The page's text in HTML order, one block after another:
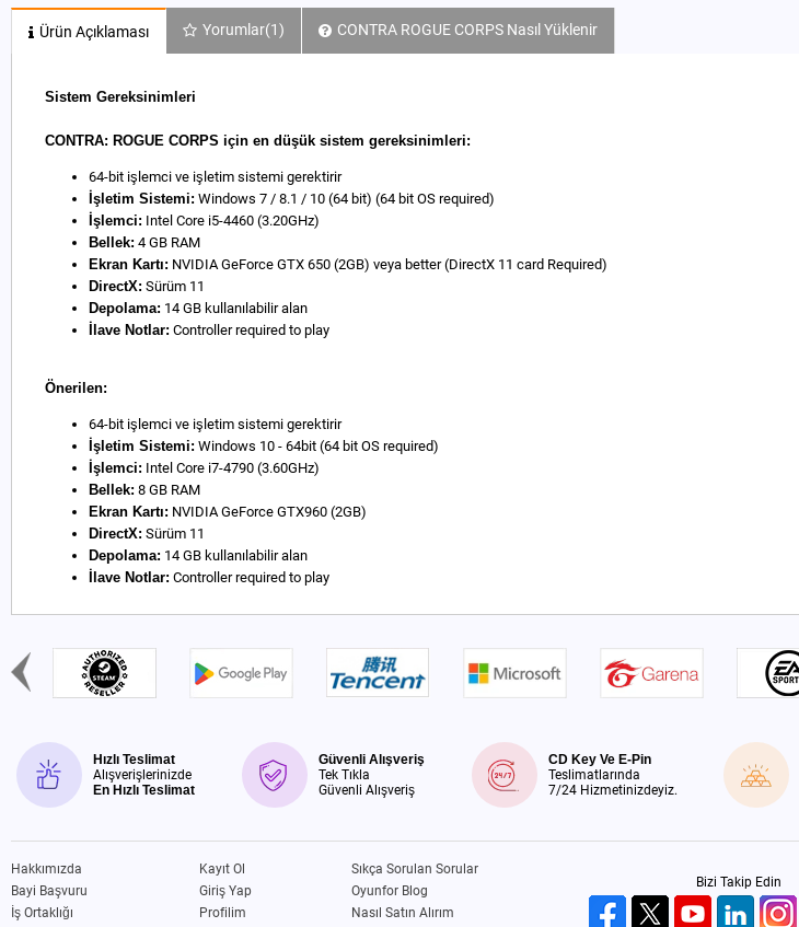
Ürün Açıklaması Yorumlar(1) CONTRA ROGUE CORPS Nasıl Yüklenir
Sistem Gereksinimleri
CONTRA: ROGUE CORPS için en düşük sistem gereksinimleri:
64-bit işlemci ve işletim sistemi gerektirir
İşletim Sistemi: Windows 7 / 8.1 / 10 (64 bit) (64 bit OS required)
İşlemci: Intel Core i5-4460 (3.20GHz)
Bellek: 4 GB RAM
Ekran Kartı: NVIDIA GeForce GTX 650 (2GB) veya better (DirectX 11 card Required)
DirectX: Sürüm 11
Depolama: 14 GB kullanılabilir alan
İlave Notlar: Controller required to play
Önerilen:
64-bit işlemci ve işletim sistemi gerektirir
İşletim Sistemi: Windows 10 - 64bit (64 bit OS required)
İşlemci: Intel Core i7-4790 (3.60GHz)
Bellek: 8 GB RAM
Ekran Kartı: NVIDIA GeForce GTX960 (2GB)
DirectX: Sürüm 11
Depolama: 14 GB kullanılabilir alan
İlave Notlar: Controller required to play
Hızlı Teslimat
Alışverişlerinizde
En Hızlı Teslimat
Güvenli Alışveriş
Tek Tıkla
Güvenli Alışveriş
CD Key Ve E-Pin
Teslimatlarında
7/24 Hizmetinizdeyiz.
Hakkımızda
Bayi Başvuru
İş Ortaklığı
Kayıt Ol
Giriş Yap
Profilim
Sıkça Sorulan Sorular
Oyunfor Blog
Nasıl Satın Alırım
Bizi Takip Edin